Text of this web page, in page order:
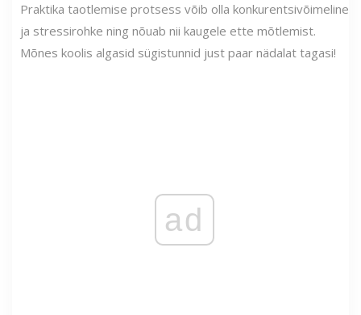
Praktika taotlemise protsess võib olla konkurentsivõimeline
ja stressirohke ning nõuab nii kaugele ette mõtlemist.
Mõnes koolis algasid sügistunnid just paar nädalat tagasi!
ad